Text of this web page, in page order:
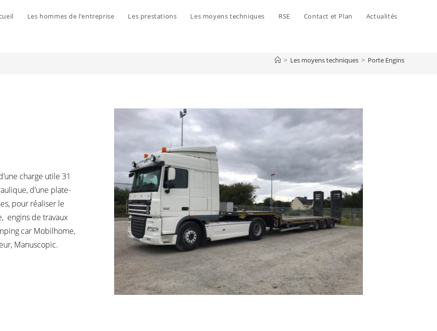
Les hommes de l’entreprise Les prestations Les moyens techniques RSE Contact et Plan Actualités
> Les moyens techniques > Porte Engins
charge utile 31
d’une plate-
pour réaliser le
engins de travaux
car Mobilhome,
Manuscopic.